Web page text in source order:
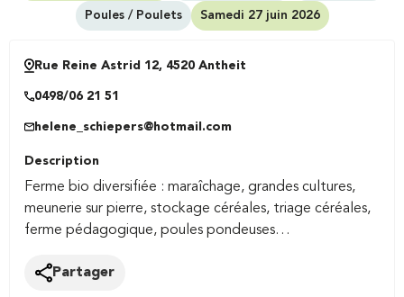
Poules / Poulets Samedi 27 juin 2026
Rue Reine Astrid 12, 4520 Antheit
0498/06 21 51
helene_schiepers@hotmail.com
Description
Ferme bio diversifiée : maraîchage, grandes cultures,
meunerie sur pierre, stockage céréales, triage céréales,
ferme pédagogique, poules pondeuses…
Partager